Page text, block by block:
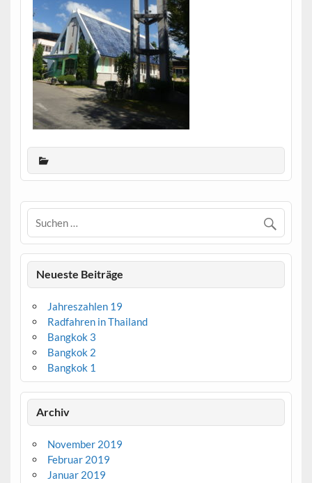
Neueste Beiträge
Jahreszahlen 19
Radfahren in Thailand
Bangkok 3
Bangkok 2
Bangkok 1
Archiv
November 2019
Februar 2019
Januar 2019